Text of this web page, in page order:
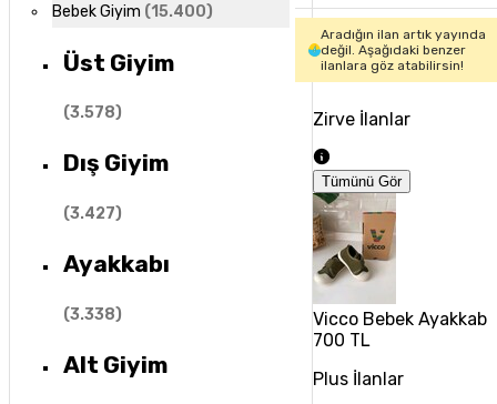
Bebek Giyim (15.400)
Üst Giyim
(3.578)
Dış Giyim
(3.427)
Ayakkabı
(3.338)
Alt Giyim
Aradığın ilan artık yayında
değil. Aşağıdaki benzer
ilanlara göz atabilirsin!
Zirve İlanlar
Tümünü Gör
Vicco Bebek
700 TL
Plus İlanlar